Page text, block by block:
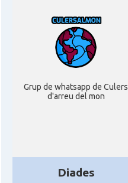
Grup de whatsapp de Culers
d'arreu del mon
Diades